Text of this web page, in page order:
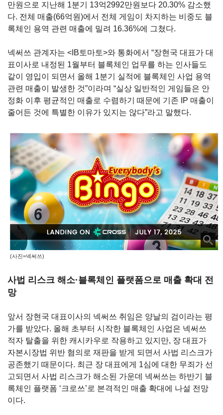
만원으로 지난해 1분기 13억2992만원보다 20.30% 감소했
다. 전체 매출(66억원)에서 전체 게임이 차지하는 비중도 블
록체인 용역 관련 매출에 밀려 16.36%에 그쳤다.
넥써쓰 관계자는 <IB 토마토>와 통화에서 “장현국 대표가 대
표이사로 내정된 1월부터 블록체인 업무를 하는 인사들도
같이 영입이 되면서 올해 1분기 실적에 블록체인 사업 용역
관련 매출이 발생한 것”이라며 “실상 일반적인 게임들은 안
정화 이후 평균적인 매출로 수렴하기 때문에 기존
IP 매출이
줄어든 것에 특별한 이유가 있지는 않다”라고 말했다.
(사진=넥써쓰)
사법 리스크 해소·블록체인 플랫폼으로 매출 확대 전
망
앞서 장현국 대표이사의 넥써쓰 취임은 양날의 검이라는 평
가를 받았다. 올해 초부터 시작한 블록체인 사업은 넥써쓰
적자 탈출을 위한 캐시카우로 작용하고 있지만, 장 대표가
자본시장법 위반 혐의로 재판을 받게 되면서 사법 리스크가
공존했기 때문이다. 최근 장 대표에게 1심에 대한 무죄가 선
고되면서 사법 리스크가 해소된 가운데 넥써쓰는 하반기 블
록체인 플랫폼 ‘크로쓰’ 로 본격적인 매출 확대에 나설 전망
이다.